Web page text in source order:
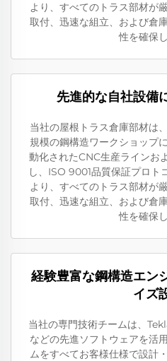
より、すべてのトラス部材が
取付、迅速な組立、および倉
性を確保し
先進的な自社設備
当社の屋根トラス倉庫部材は
規模の鋼構造ワークショップ
動化されたCNC生産ラインお
し、ISO 9001品質保証プロト
より、すべてのトラス部材が
取付、迅速な組立、および倉
性を確保し
経験豊富な鋼構造エン
イズ
当社の専門技術チームは、
などの先進ソフトウェアを活
ムをすべてお客様仕様で設計